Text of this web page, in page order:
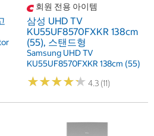
회원 전용 아이템
삼성 UHD TV
KU55UF8570FXKR 138cm
(55), 스탠드형
Samsung UHD TV
KU55UF8570FXKR 138cm (55)
★★★★★
★★★★★ 4.3 (11)